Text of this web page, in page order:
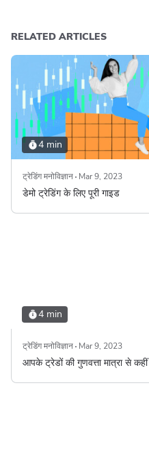
RELATED ARTICLES
4 min
ट्रेडिंग मनोविज्ञान Mar 9, 2023
डेमो ट्रेडिंग के लिए पूरी गाइड
4 min
ट्रेडिंग मनोविज्ञान Mar 9, 2023
आपके ट्रेडों की गुणवत्ता मात्रा से